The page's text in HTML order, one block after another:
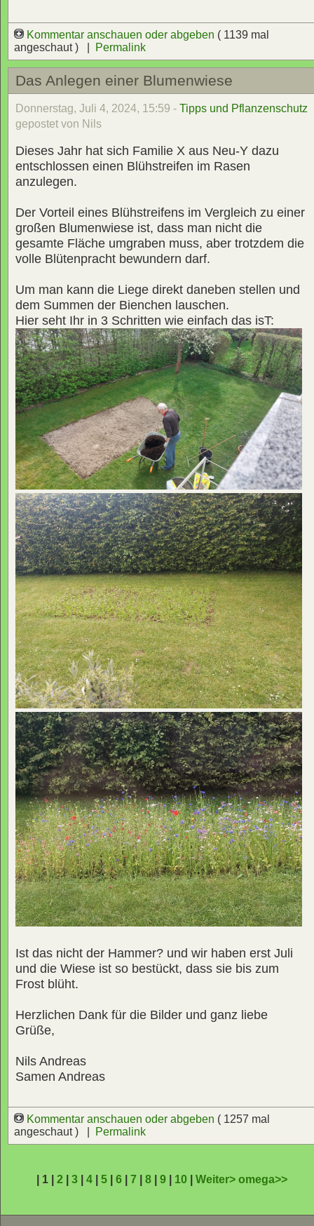
Kommentar anschauen oder abgeben ( 1139 mal
angeschaut ) |
Permalink
Das Anlegen einer Blumenwiese
Donnerstag, Juli 4, 2024, 15:59 - Tipps und Pflanzenschutz
gepostet von Nils
Dieses Jahr hat sich Familie X aus Neu-Y dazu
entschlossen einen Blühstreifen im Rasen
anzulegen.
Der Vorteil eines Blühstreifens im Vergleich zu einer
großen Blumenwiese ist, dass man nicht die
gesamte Fläche umgraben muss, aber trotzdem die
volle Blütenpracht bewundern darf.
Um man kann die Liege direkt daneben stellen und
dem Summen der Bienchen lauschen.
Hier seht Ihr in 3 Schritten wie einfach das isT:
Ist das nicht der Hammer? und wir haben erst Juli
und die Wiese ist so bestückt, dass sie bis zum
Frost blüht.
Herzlichen Dank für die Bilder und ganz liebe
Grüße,
Nils Andreas
Samen Andreas
Kommentar anschauen oder abgeben ( 1257 mal
angeschaut ) |
Permalink
| 1 | 2| 3| 4| 5| 6| 7 8| 9| 10| Weiter> omega>>